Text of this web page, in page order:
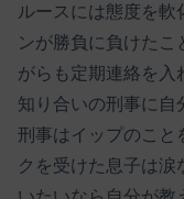
ルースには態度を軟
ンが勝負に負けたこ
がらも定期連絡を入
知り合いの刑事に自
刑事はイップのこと
クを受けた息子は涙